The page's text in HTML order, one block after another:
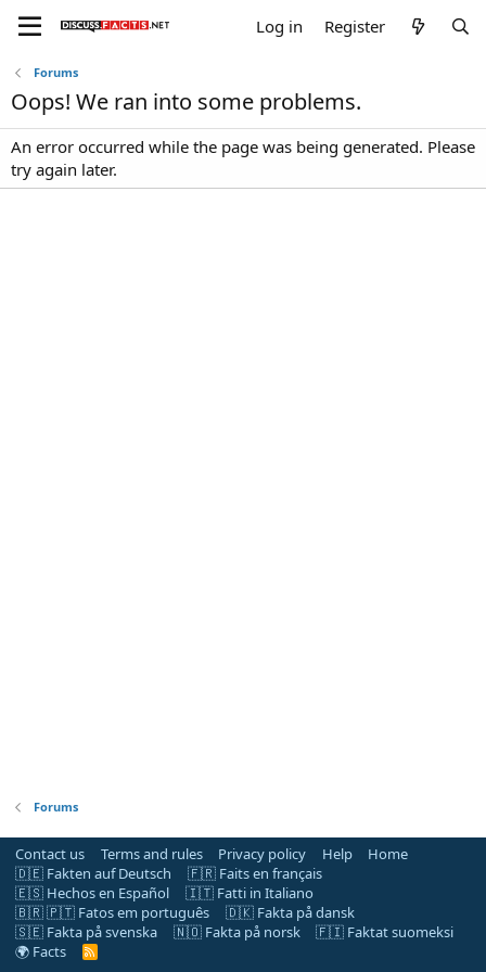
Log in Register
Forums
Oops! We ran into some problems.
An error occurred while the page was being generated. Please
try again later.
Forums
Contact us Terms and rules Privacy policy Help
Home
🇩🇪 Fakten auf Deutsch
🇫🇷 Faits en français
🇪🇸 Hechos en Español
🇮🇹 Fatti in Italiano
🇧🇷 🇵🇹 Fatos em português
🇩🇰 Fakta på dansk
🇸🇪 Fakta på svenska
🇳🇴 Fakta på norsk
🇫🇮 Faktat suomeksi
🌍 Facts
R